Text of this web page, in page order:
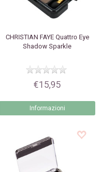
CHRISTIAN FAYEQuattro Eye
Shadow Sparkle
€15,95
Informazioni